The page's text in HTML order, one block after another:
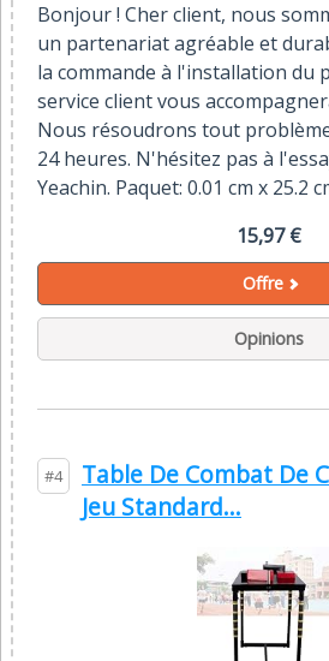
Bonjour ! Cher client, nous
un partenariat agréable et
la commande à l'installation du
service client vous
Nous résoudrons tout
24 heures. N'hésitez pas à
Yeachin. Paquet: 0.01 cm x 25.2
15,97 €
Offre
Opinions
#4
Table De Combat De
Jeu Standard...